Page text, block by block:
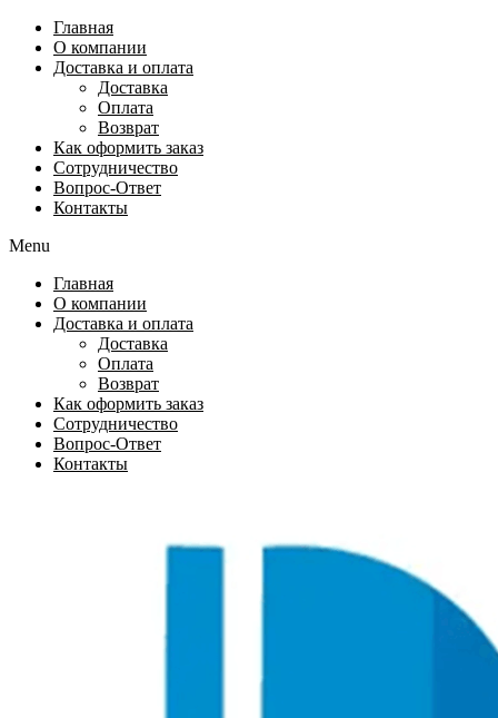
Перейти
содержимому
Главная
О компании
Доставка и оплата
Доставка
Оплата
Возврат
Как оформить заказ
Сотрудничество
Вопрос-Ответ
Контакты
Menu
Главная
О компании
Доставка и оплата
Доставка
Оплата
Возврат
Как оформить заказ
Сотрудничество
Вопрос-Ответ
Контакты